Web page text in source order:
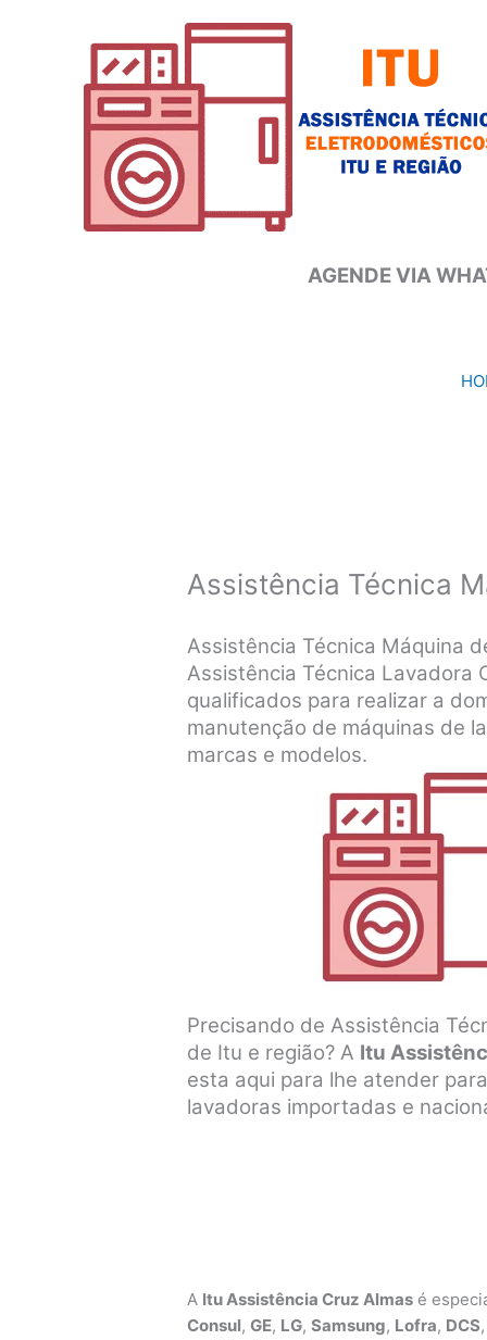
AGENDE VIA
Assistência Técnica
Assistência Técnica Máquina
Assistência Técnica Lavadora
qualificados para realizar a
manutenção de máquinas de
marcas e modelos.
Precisando de Assistência
de Itu e região? A Itu
esta aqui para lhe atender
lavadoras importadas e
A Itu Assistência Cruz Almas é
Consul,GE, LG,Samsung, Lofra, DCS